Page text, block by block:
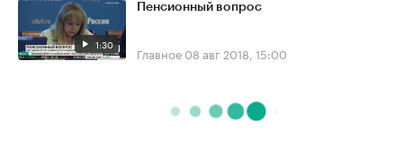
1:30
Пенсионный вопрос
Главное 08 авг 2018, 15:00